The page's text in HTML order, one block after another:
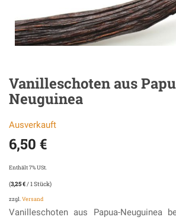
Vanilleschoten aus
Neuguinea
Ausverkauft
6,50 €
Enthält 7% USt.
(3,25€/ 1 Stück)
zzgl.Versand
Vanilleschoten aus Papua-Neuguinea